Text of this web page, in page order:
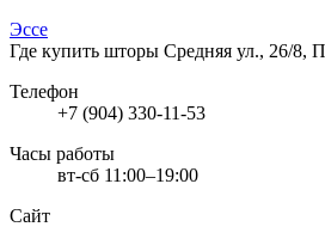
Эссе
Где купить шторы Средняя ул., 26/8,
Телефон
+7 (904) 330-11-53
Часы работы
вт-сб 11:00–19:00
Сайт